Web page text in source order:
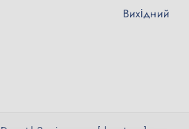
Вихідний